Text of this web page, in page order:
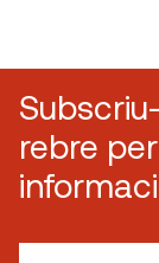
rebre